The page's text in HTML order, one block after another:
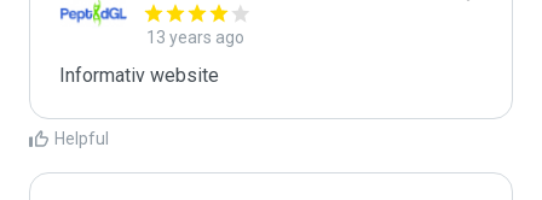
13 years ago
Informativ website
Helpful